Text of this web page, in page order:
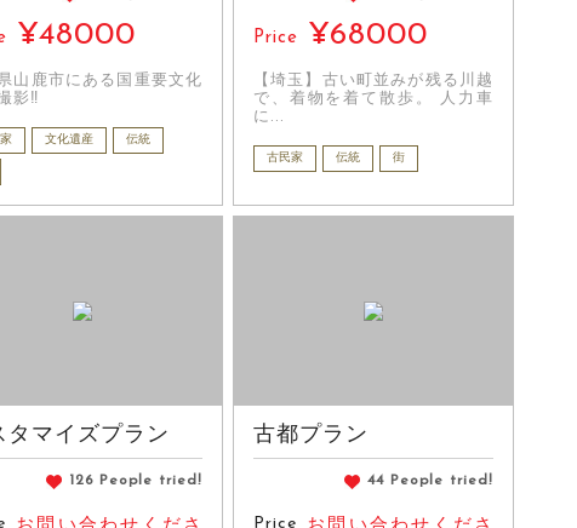
¥48000
山鹿市にある国重要文化
影‼
文化遺産 伝統
Price ¥68000
【埼玉】古い町並みが残る川越
で、着物を着て散歩。 人力車
に...
古民家 伝統 街
タマイズプラン
126 People tried!
古都プラン
44 People tried!
Price